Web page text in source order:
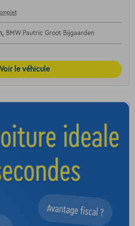
BMW Pautric Groot Bijgaarden
Voir le véhicule